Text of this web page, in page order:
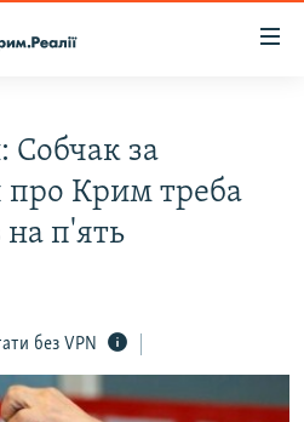
за
про Крим треба
на п'ять
без VPN